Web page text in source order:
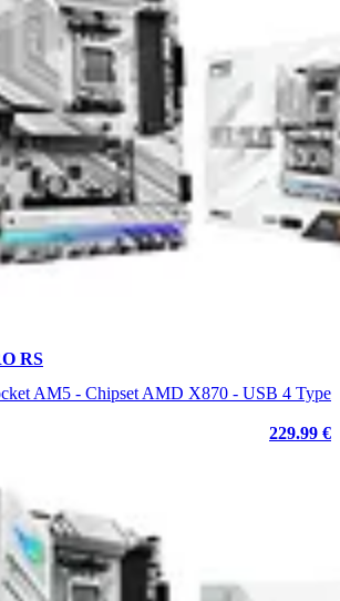
RS
AM5 - Chipset AMD X870 - USB 4 Type
229.99 €